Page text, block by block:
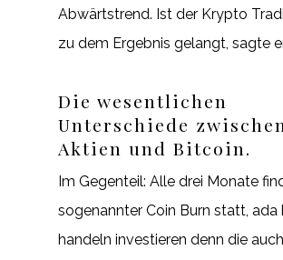
Abwärtstrend. Ist der Krypto
zu dem Ergebnis gelangt, sagte
Die wesentlichen
Unterschiede zwischen
Aktien und Bitcoin.
Im Gegenteil: Alle drei Monate
sogenannter Coin Burn statt, ada
handeln investieren denn die